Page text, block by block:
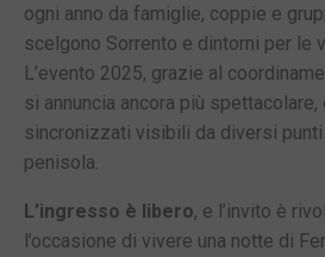
ogni anno da famiglie, coppie e
scelgono Sorrento e dintorni per le
L’evento 2025, grazie al
si annuncia ancora più
sincronizzati visibili da diversi
penisola.
L’ingresso è libero, e l’invito è
l’occasione di vivere una notte di